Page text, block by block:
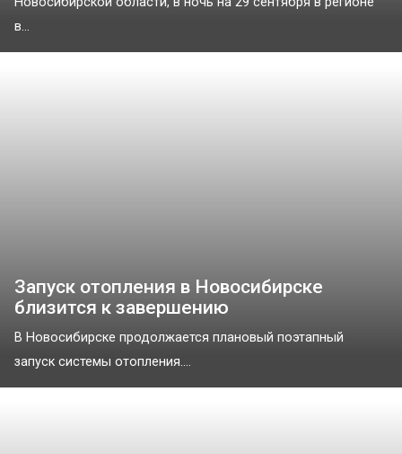
в...
Запуск отопления в Новосибирске
близится к завершению
В Новосибирске продолжается плановый поэтапный
запуск системы отопления....